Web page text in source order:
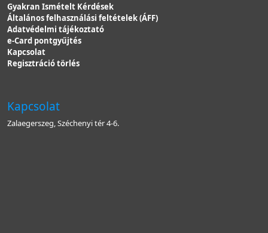
Gyakran Ismételt Kérdések
Általános felhasználási feltételek (ÁFF)
Adatvédelmi tájékoztató
e-Card pontgyűjtés
Kapcsolat
Regisztráció törlés
Kapcsolat
Zalaegerszeg, Széchenyi tér 4-6.